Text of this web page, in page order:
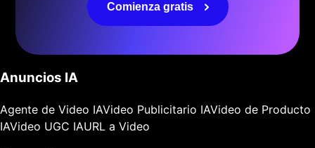
Comienza gratis
Anuncios IA
Agente de Video IAVideo Publicitario IAVideo de Producto
IAVideo UGC IAURL a Video